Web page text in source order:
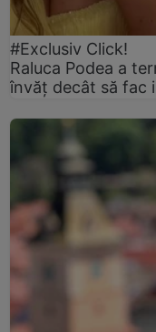
#Exclusiv Click!
Raluca Podea a
învăț decât să fac